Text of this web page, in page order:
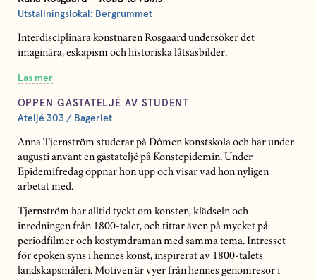
Utställningslokal: Bergrummet
Interdisciplinära konstnären Rosgaard undersöker det
imaginära, eskapism och historiska låtsasbilder.
Läs mer
ÖPPEN GÄSTATELJÉ AV STUDENT
Ateljé 303 / Bageriet
Anna Tjernström studerar på Dômen konstskola och har under
augusti använt en gästateljé på Konstepidemin. Under
Epidemifredag öppnar hon upp och visar vad hon nyligen
arbetat med.
Tjernström har alltid tyckt om konsten, klädseln och
inredningen från 1800-talet, och tittar även på mycket på
periodfilmer och kostymdraman med samma tema. Intresset
för epoken syns i hennes konst, inspirerat av 1800-talets
landskapsmåleri. Motiven är vyer från hennes genomresor i